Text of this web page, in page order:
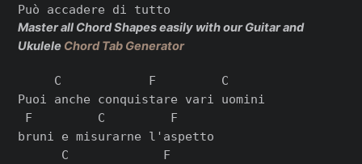
Master all Chord Shapes easily with our Guitar and
Ukulele Chord Tab Generator
     C            F         C
Puoi anche conquistare vari uomini
F         C         F
bruni e misurarne l'aspetto
      C             F